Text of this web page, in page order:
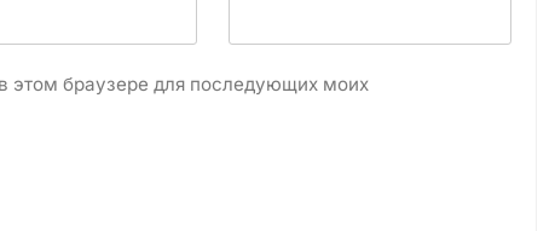
этом браузере для последующих моих